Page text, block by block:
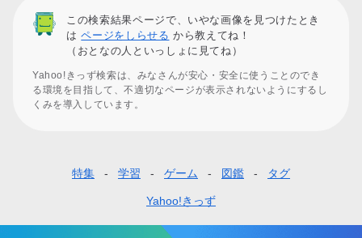
この検索結果ページで、いやな画像を見つけたとき
はページをしらせる から教えてね！
（おとなの人といっしょに見てね）
Yahoo!きっず検索は、みなさんが安心・安全に使うことのでき
る環境を目指して、不適切なページが表示されないようにするし
くみを導入しています。
タ
特集 学習 ゲーム 図鑑 タグ
Yahoo!きっず